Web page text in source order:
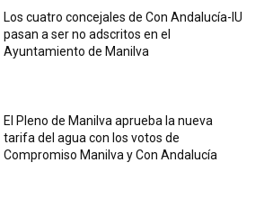
Los cuatro concejales de Con Andalucía-IU
pasan a ser no adscritos en el
Ayuntamiento de Manilva
El Pleno de Manilva aprueba la nueva
tarifa del agua con los votos de
Compromiso Manilva y Con Andalucía